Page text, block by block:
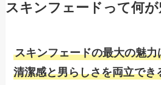
スキンフェードって何が
スキンフェードの最大の魅
清潔感と男らしさを両立でき